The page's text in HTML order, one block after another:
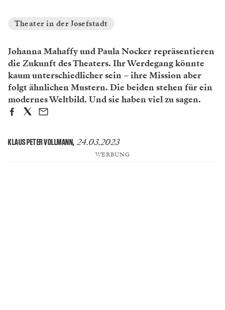
Theater in der Josefstadt
Johanna Mahaffy und Paula Nocker repräsentieren
die Zukunft des Theaters. Ihr Werdegang könnte
kaum unterschiedlicher sein – ihre Mission aber
folgt ähnlichen Mustern. Die beiden stehen für ein
modernes Weltbild. Und sie haben viel zu sagen.
KLAUS PETER VOLLMANN, 24.03.2023
WERBUNG